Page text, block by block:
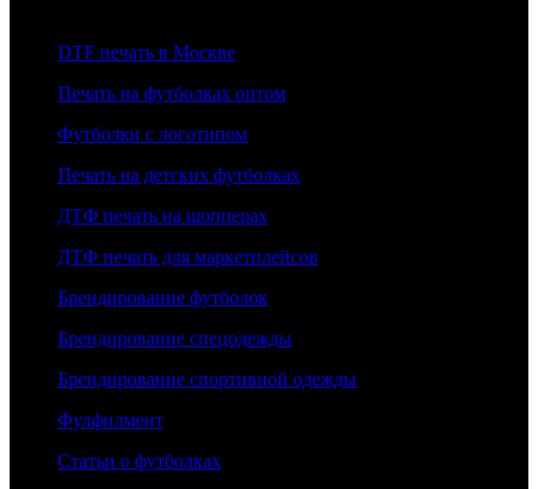
DTF печать в Москве
Печать на футболках оптом
Футболки с логотипом
Печать на детских футболках
ДТФ печать на шопперах
ДТФ печать для маркетплейсов
Брендирование футболок
Брендирование спецодежды
Брендирование спортивной одежды
Фулфилмент
Статьи о футболках